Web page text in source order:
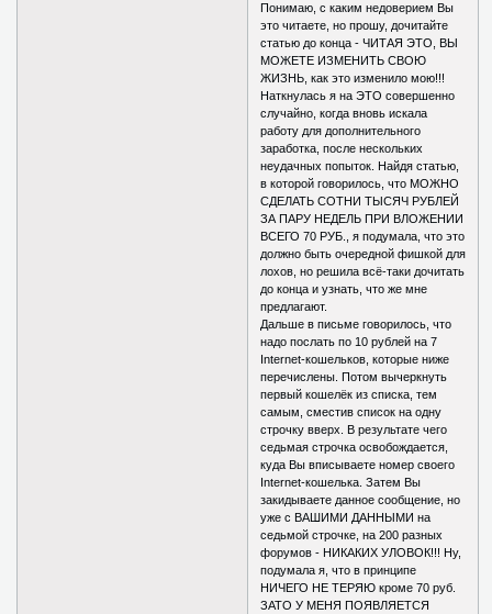
Понимаю, с каким недоверием Вы
это читаете, но прошу, дочитайте
статью до конца - ЧИТАЯ ЭТО, ВЫ
МОЖЕТЕ ИЗМЕНИТЬ СВОЮ
ЖИЗНЬ, как это изменило мою!!!
Наткнулась я на ЭТО совершенно
случайно, когда вновь искала
работу для дополнительного
заработка, после нескольких
неудачных попыток. Найдя статью,
в которой говорилось, что МОЖНО
СДЕЛАТЬ СОТНИ ТЫСЯЧ РУБЛЕЙ
ЗА ПАРУ НЕДЕЛЬ ПРИ ВЛОЖЕНИИ
ВСЕГО 70 РУБ., я подумала, что это
должно быть очередной фишкой для
лохов, но решила всё-таки дочитать
до конца и узнать, что же мне
предлагают.
Дальше в письме говорилось, что
надо послать по 10 рублей на 7
Internet-кошельков, которые ниже
перечислены. Потом вычеркнуть
первый кошелёк из списка, тем
самым, сместив список на одну
строчку вверх. В результате чего
седьмая строчка освобождается,
куда Вы вписываете номер своего
Internet-кошелька. Затем Вы
закидываете данное сообщение, но
уже с ВАШИМИ ДАННЫМИ на
седьмой строчке, на 200 разных
форумов - НИКАКИХ УЛОВОК!!! Ну,
подумала я, что в принципе
НИЧЕГО НЕ ТЕРЯЮ кроме 70 руб.
ЗАТО У МЕНЯ ПОЯВЛЯЕТСЯ